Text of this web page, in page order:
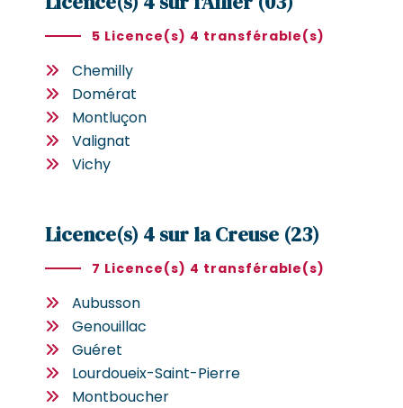
5 Licence(s) 4 transférable(s)
Chemilly
Domérat
Montluçon
Valignat
Vichy
Licence(s) 4 sur la Creuse (23)
7 Licence(s) 4 transférable(s)
Aubusson
Genouillac
Guéret
Lourdoueix-Saint-Pierre
Montboucher